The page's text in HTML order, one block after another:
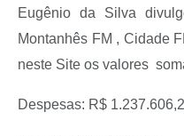
Eugênio da Silva
Montanhês FM , Cidade
neste Site os valores
Despesas: R$